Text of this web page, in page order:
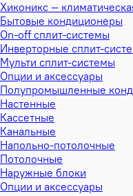
Хиконикс —
Бытовые кондиционеры
On-off сплит-системы
Инверторные сплит-
Мульти сплит-системы
Опции и аксессуары
Полупромышленные
Настенные
Кассетные
Канальные
Напольно-потолочные
Потолочные
Наружные блоки
Опции и аксессуары